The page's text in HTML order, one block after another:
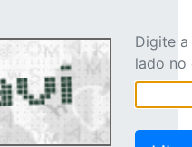
Digite
lado no